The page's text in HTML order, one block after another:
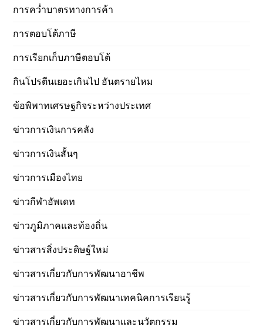
การคว่ำบาตรทางการค้า
การตอบโต้ภาษี
การเรียกเก็บภาษีตอบโต้
กินโปรตีนเยอะเกินไป อันตรายไหม
ข้อพิพาทเศรษฐกิจระหว่างประเทศ
ข่าวการเงินการคลัง
ข่าวการเงินสั้นๆ
ข่าวการเมืองไทย
ข่าวกีฬาอัพเดท
ข่าวภูมิภาคและท้องถิ่น
ข่าวสารสิ่งประดิษฐ์ใหม่
ข่าวสารเกี่ยวกับการพัฒนาอาชีพ
ข่าวสารเกี่ยวกับการพัฒนาเทคนิคการเรียนรู้
ข่าวสารเกี่ยวกับการพัฒนาและนวัตกรรม